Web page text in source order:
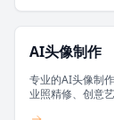
AI头像制作
专业的AI头像制
业照精修、创意